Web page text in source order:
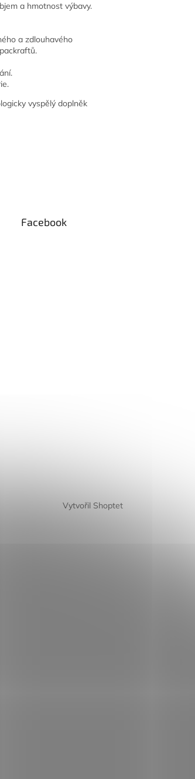
a hmotnost výbavy.
a zdlouhavého
vyspělý doplněk
Facebook
Vytvořil Shoptet